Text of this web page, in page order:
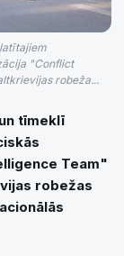
"Conflict
robeža...
tīmeklī
Team"
robežas